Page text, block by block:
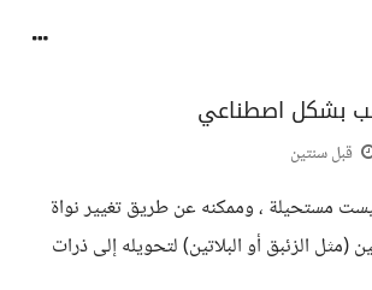
بشكل اصطناعي
قبل سنتين
مستحيلة ، وممكنه عن طريق تغيير نواة
الزئبق أو البلاتين) لتحويله إلى ذرات